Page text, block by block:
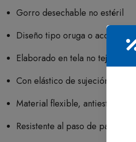
Gorro desechable no estéril
Diseño tipo oruga o acordeón
Elaborado en tela no tejida de
Con elástico de sujeción para
Material flexible, antiestático y
Resistente al paso de partículas